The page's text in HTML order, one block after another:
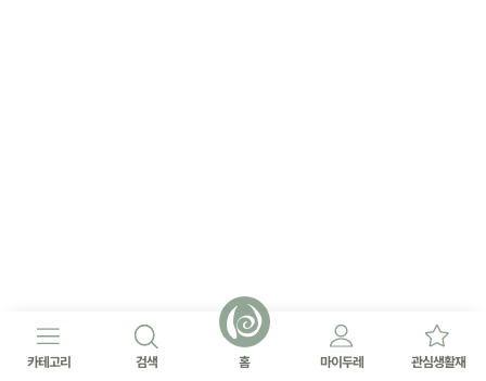
카테고리 검색 홈 마이두레 관심생활재